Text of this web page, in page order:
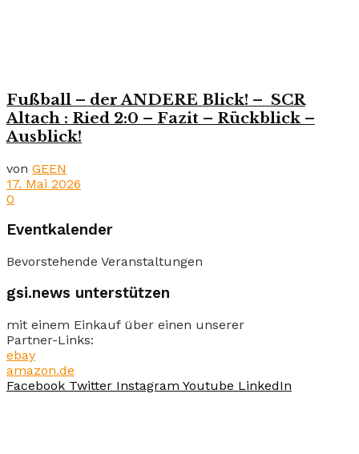
Fußball – der ANDERE Blick! – SCR
Altach : Ried 2:0 – Fazit – Rückblick –
Ausblick!
von GEEN
17. Mai 2026
0
Eventkalender
Bevorstehende Veranstaltungen
gsi.news unterstützen
mit einem Einkauf über einen unserer
Partner-Links:
ebay
amazon.de
Facebook Twitter Instagram Youtube LinkedIn